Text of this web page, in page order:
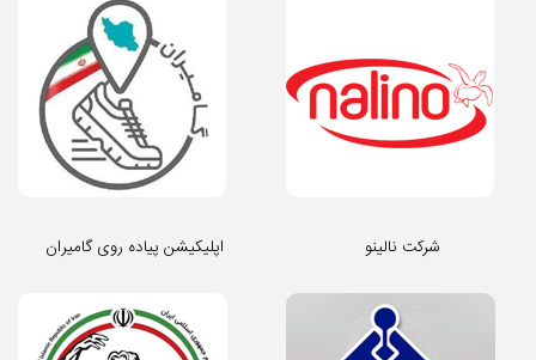
اپلیکیشن پیاده روی گامیران شرکت نالینو